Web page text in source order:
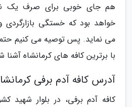
هم جای خوبی برای صرف یک
خواهد بود که خستگی
می نماید. پس توصیه می کنیم حتما
با برترین کافه های کرمانشاه آشنا
آدرس کافه آدم برفی
کافه آدم برفی، در بلوار